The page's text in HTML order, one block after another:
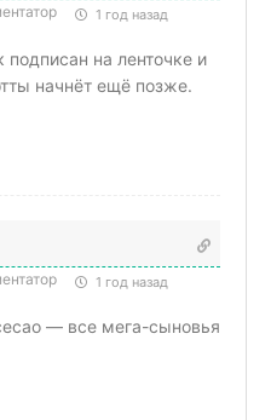
1 год назад
подписан на ленточке и
начнёт ещё позже.
1 год назад
— все мега-сыновья